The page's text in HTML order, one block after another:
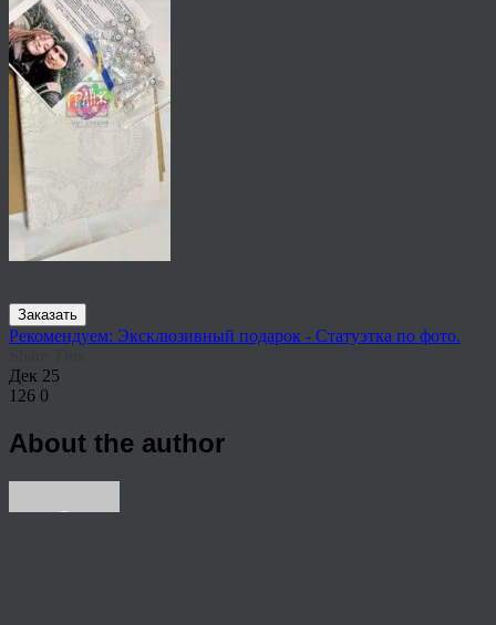
Заказать
Рекомендуем: Эксклюзивный подарок - Статуэтка по фото.
Дек 25
126 0
About the author